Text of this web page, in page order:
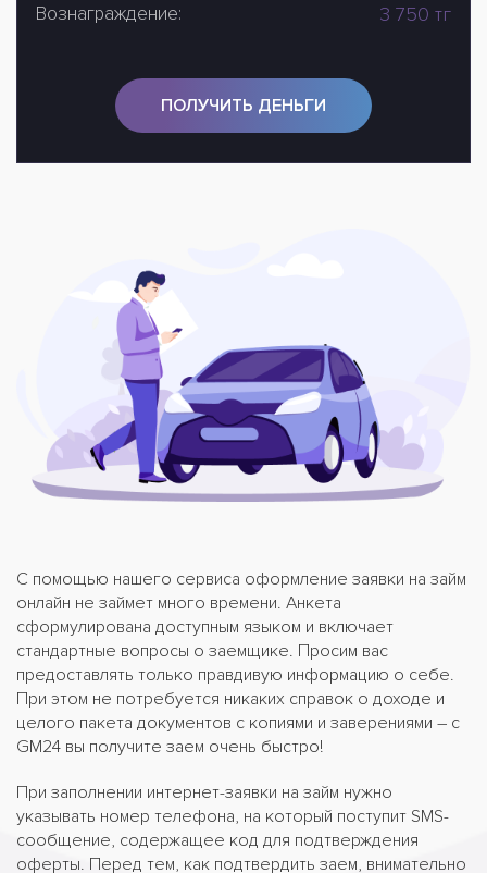
Вознаграждение: 3 750 тг
ПОЛУЧИТЬ ДЕНЬГИ
С помощью нашего сервиса оформление заявки на займ
онлайн не займет много времени. Анкета
сформулирована доступным языком и включает
стандартные вопросы о заемщике. Просим вас
предоставлять только правдивую информацию о себе.
При этом не потребуется никаких справок о доходе и
целого пакета документов с копиями и заверениями – с
GM24 вы получите заем очень быстро!
При заполнении интернет-заявки на займ нужно
указывать номер телефона, на который поступит SMS-
сообщение, содержащее код для подтверждения
оферты. Перед тем, как подтвердить заем, внимательно